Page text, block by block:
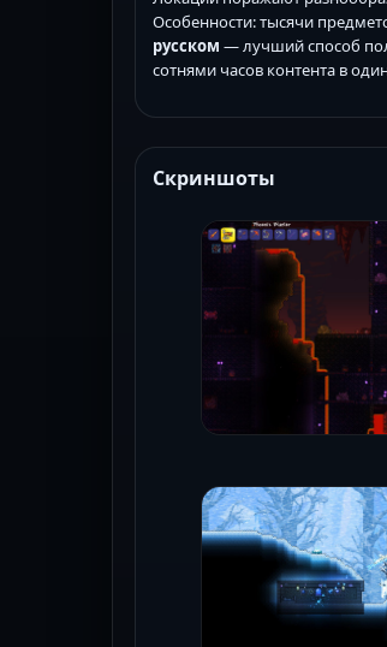
Особенности: тысячи
русском — лучший способ
сотнями часов контента в
Скриншоты